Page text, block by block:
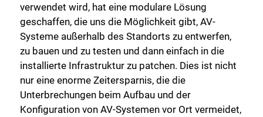
verwendet wird, hat eine modulare Lösung
geschaffen, die uns die Möglichkeit gibt, AV-
Systeme außerhalb des Standorts zu entwerfen,
zu bauen und zu testen und dann einfach in die
installierte Infrastruktur zu patchen. Dies ist nicht
nur eine enorme Zeitersparnis, die die
Unterbrechungen beim Aufbau und der
Konfiguration von AV-Systemen vor Ort vermeidet,